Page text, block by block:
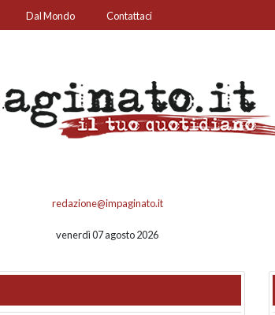
Dal Mondo Contattaci
redazione@impaginato.it
venerdì 07 agosto 2026